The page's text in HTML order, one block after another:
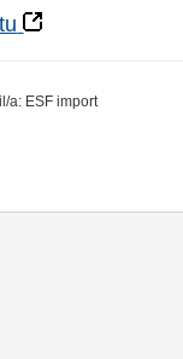
a: ESF import